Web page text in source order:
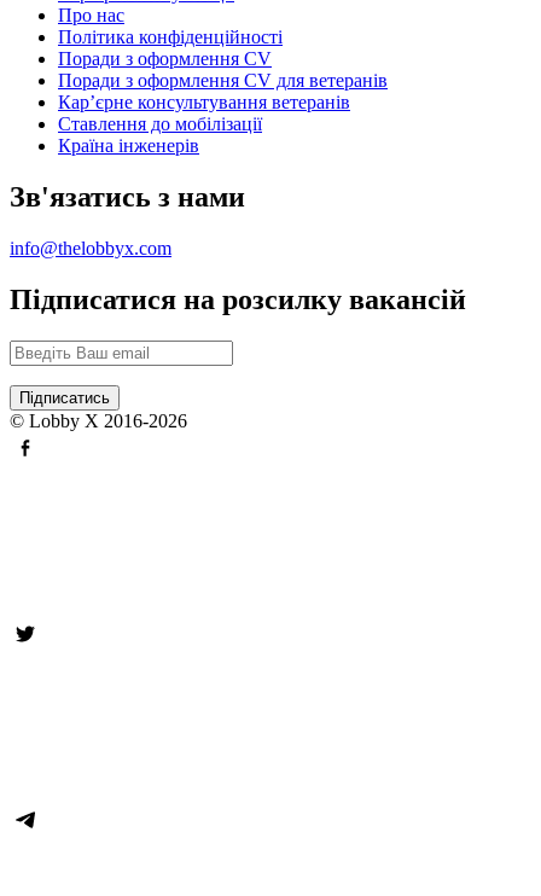
Про нас
Політика конфіденційності
Поради з оформлення CV
Поради з оформлення CV для ветеранів
Карʼєрне консультування ветеранів
Ставлення до мобілізації
Країна інженерів
Зв'язатись з нами
info@thelobbyx.com
Підписатися на розсилку вакансій
© Lobby X 2016-2026